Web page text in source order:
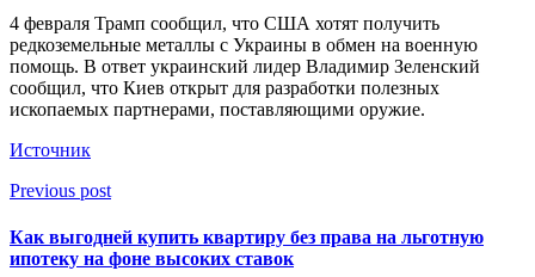
4 февраля Трамп сообщил, что США хотят получить
редкоземельные металлы с Украины в обмен на военную
помощь. В ответ украинский лидер Владимир Зеленский
сообщил, что Киев открыт для разработки полезных
ископаемых партнерами, поставляющими оружие.
Источник
Previous post
Как выгодней купить квартиру без права на льготную
ипотеку на фоне высоких ставок